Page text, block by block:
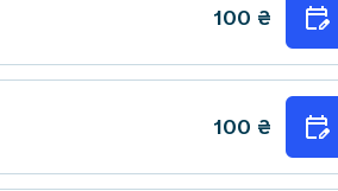
100 ₴
100 ₴